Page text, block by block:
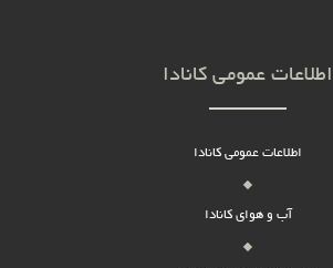
اطلاعات عمومی کانادا
اطلاعات عمومی کانادا
آب و هوای کانادا